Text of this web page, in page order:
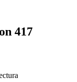
417